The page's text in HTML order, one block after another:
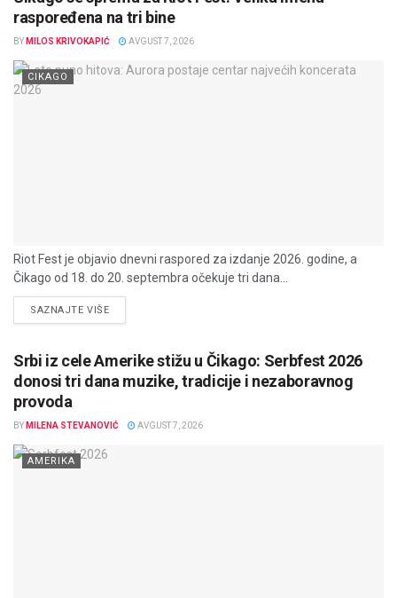
raspoređena na tri bine
BY MILOS KRIVOKAPIĆ AVGUST 7, 2026
CIKAGO
Riot Fest je objavio dnevni raspored za izdanje 2026. godine, a
Čikago od 18. do 20. septembra očekuje tri dana...
SAZNAJTE VIŠEDETAILS
Srbi iz cele Amerike stižu u Čikago: Serbfest 2026
donosi tri dana muzike, tradicije i nezaboravnog
provoda
BY MILENA STEVANOVIĆ AVGUST 7, 2026
AMERIKA